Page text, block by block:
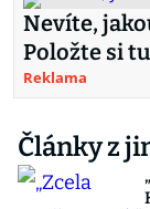
Nevíte,
Položte si
Reklama
Články z